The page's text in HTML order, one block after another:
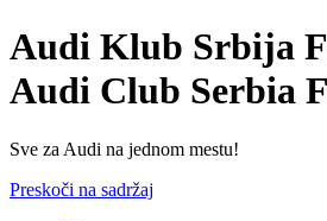
Audi Klub Srbija
Audi Club Serbia
Sve za Audi na jednom mestu!
Preskoči na sadržaj